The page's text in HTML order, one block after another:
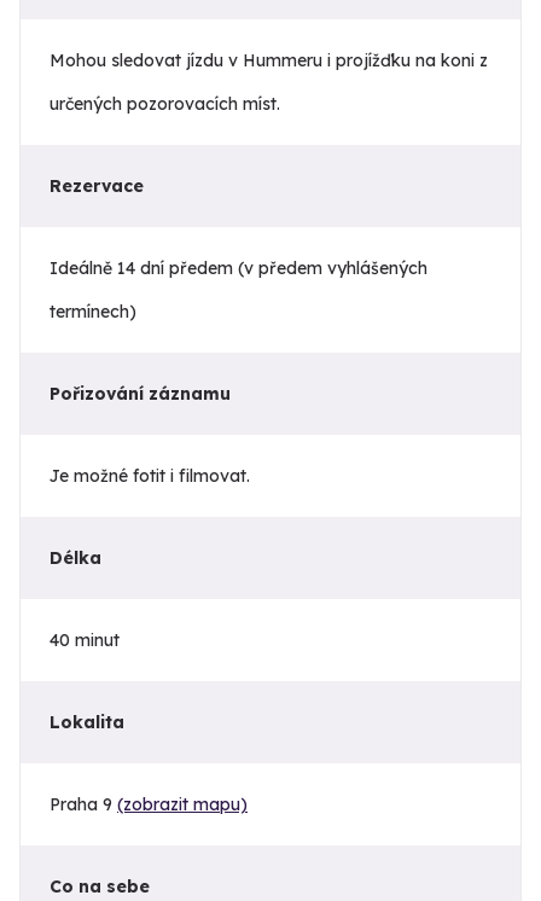
Mohou sledovat jízdu v Hummeru i projížďku na koni z
určených pozorovacích míst.
Rezervace
Ideálně 14 dní předem (v předem vyhlášených
termínech)
Pořizování záznamu
Je možné fotit i filmovat.
Délka
40 minut
Lokalita
Praha 9 (zobrazit mapu)
Co na sebe